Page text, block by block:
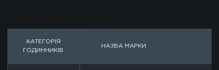
КАТЕГОРІЯ
ГОДИННИКІВ
НАЗВА МАРКИ